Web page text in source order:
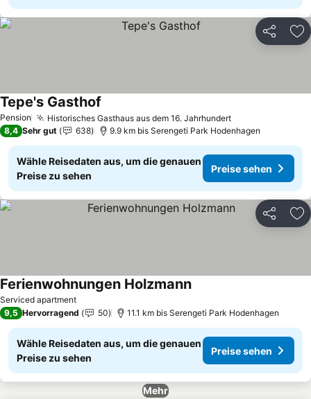
Teilen
Pension Historisches Gasthaus aus dem 16. JahrhundertPreise sehen
Tepe's Gasthof
8,4 Sehr gut 638 9.9 km bis Serengeti Park Hodenhagen
Wähle Reisedaten aus, um die genauen
Preise zu sehen
Preise sehen
Teilen
Serviced apartment
Ferienwohnungen HolzmannPreise sehen
9,5 Hervorragend 50 11.1 km bis Serengeti Park Hodenhagen
Wähle Reisedaten aus, um die genauen
Preise zu sehen
Preise sehen
Mehr